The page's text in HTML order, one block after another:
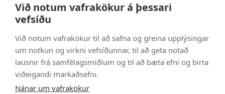
Við notum vafrakökur á þessari
vefsíðu
Við notum vafrakökur til að safna og greina upplýsingar
um notkun og virkni vefsíðunnar, til að geta notað
lausnir frá samfélagsmiðlum og til að bæta efni og birta
viðeigandi markaðsefni.
Nánar um vafrakökur
Þrýstingsmælir R 1234yf (Lágþrýstingur)
DM8885100146
16.990 kr